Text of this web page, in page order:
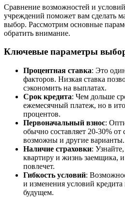
Сравнение возможностей и
учреждений поможет вам сделать
выбор. Рассмотрим основные
обратить внимание.
Ключевые параметры
Процентная ставка: Это
факторов. Низкая ставка
сэкономить на выплатах.
Срок кредита: Чем дольше
ежемесячный платеж, но в
процентов.
Первоначальный взнос:
обычно составляет 20-30%
возможны и другие варианты.
Наличие страховки:
квартиру и жизнь заемщика,
повлечет.
Гибкость условий:
и изменения условий
будущем.